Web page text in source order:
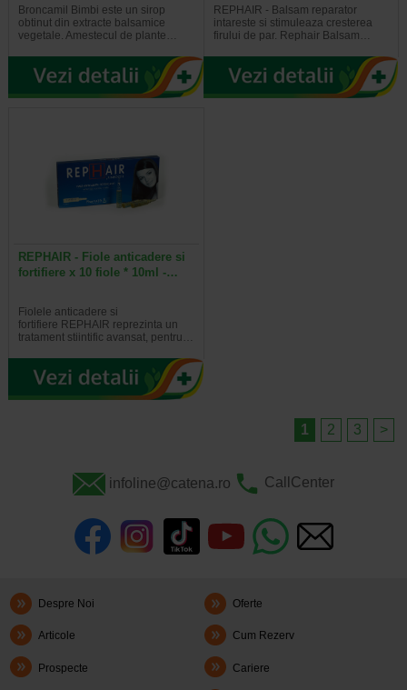
Broncamil Bimbi este un sirop
obtinut din extracte balsamice
vegetale. Amestecul de plante…
REPHAIR - Balsam reparator
intareste si stimuleaza cresterea
firului de par. Rephair Balsam…
REPHAIR - Fiole anticadere si
fortifiere x 10 fiole * 10ml -…
Fiolele anticadere si
fortifiere REPHAIR reprezinta un
tratament stiintific avansat, pentru…
1 2 3 >
infoline@catena.ro CallCenter
Despre Noi Oferte
Articole Cum Rezerv
Prospecte Cariere